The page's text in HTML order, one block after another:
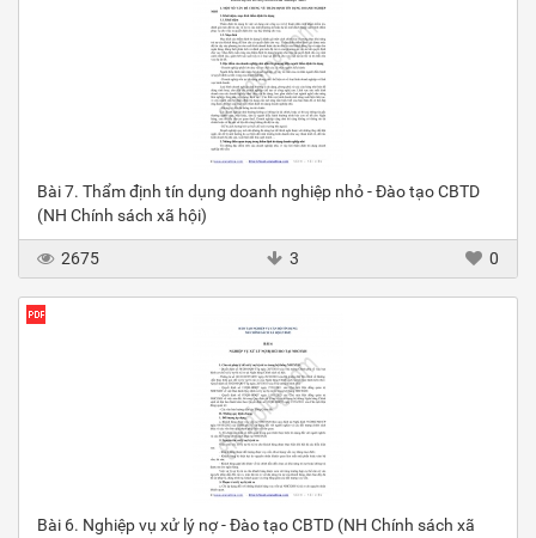
Bài 7. Thẩm định tín dụng doanh nghiệp nhỏ - Đào tạo CBTD
(NH Chính sách xã hội)
2675 3 0
Bài 6. Nghiệp vụ xử lý nợ - Đào tạo CBTD (NH Chính sách xã